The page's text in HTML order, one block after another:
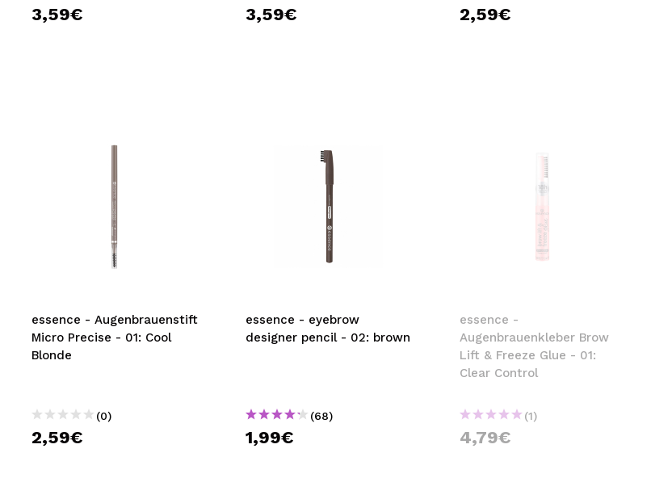
3,59€ 3,59€ 2,59€
essence - Augenbrauenstift
Micro Precise - 01: Cool
Blonde
(0)
2,59€
essence - eyebrow
designer pencil - 02: brown
(68)
1,99€
essence -
Augenbrauenkleber Brow
Lift & Freeze Glue - 01:
Clear Control
(1)
4,79€